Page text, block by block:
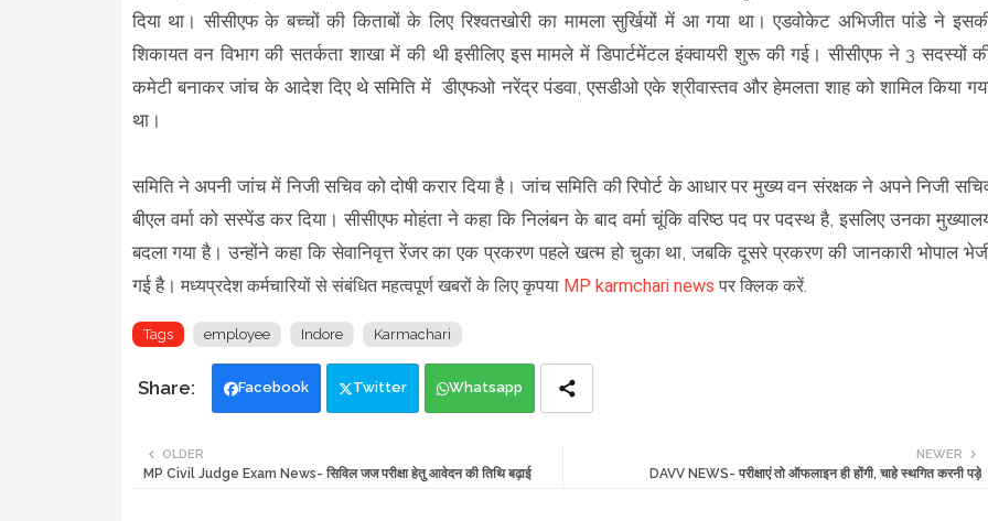
दिया था। सीसीएफ के बच्चों की किताबों के लिए रिश्वतखोरी का मामला सुर्खियों में आ गया था। एडवोकेट अभिजीत पांडे ने
शिकायत वन विभाग की सतर्कता शाखा में की थी इसीलिए इस मामले में डिपार्टमेंटल इंक्वायरी शुरू की गई। सीसीएफ ने 3 सदस्यों
कमेटी बनाकर जांच के आदेश दिए थे समिति में डीएफओ नरेंद्र पंडवा, एसडीओ एके श्रीवास्तव और हेमलता शाह को शामिल किया
था।
समिति ने अपनी जांच में निजी सचिव को दोषी करार दिया है। जांच समिति की रिपोर्ट के आधार पर मुख्य वन संरक्षक ने अपने निजी
बीएल वर्मा को सस्पेंड कर दिया। सीसीएफ मोहंता ने कहा कि निलंबन के बाद वर्मा चूंकि वरिष्ठ पद पर पदस्थ है, इसलिए उनका
बदला गया है। उन्होंने कहा कि सेवानिवृत्त रेंजर का एक प्रकरण पहले खत्म हो चुका था, जबकि दूसरे प्रकरण की जानकारी भोपाल
गई है। मध्यप्रदेश कर्मचारियों से संबंधित महत्वपूर्ण खबरों के लिए कृपया MP karmchari news पर क्लिक करें.
Tags employee Indore Karmachari
Facebook Twitter Whatsapp
NEWER
DAVV NEWS- परीक्षाएं तो ऑफलाइन ही होंगी, चाहे स्थगित करनी पड़े
OLDER
MP Civil Judge Exam News- सिविल जज परीक्षा हेतु आवेदन की तिथि बढ़ाई